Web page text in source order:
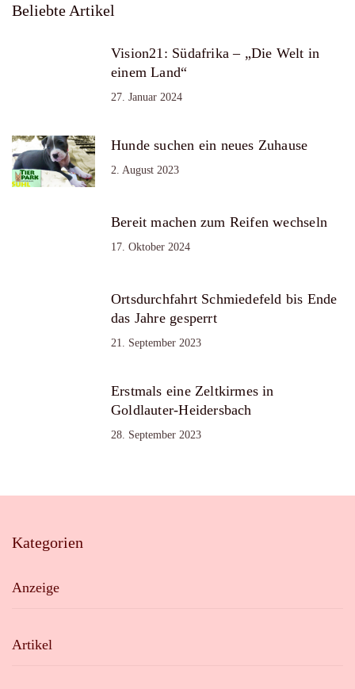
Beliebte Artikel
Vision21: Südafrika – „Die Welt in
einem Land“
27. Januar 2024
Hunde suchen ein neues Zuhause
2. August 2023
Bereit machen zum Reifen wechseln
17. Oktober 2024
Ortsdurchfahrt Schmiedefeld bis Ende
das Jahre gesperrt
21. September 2023
Erstmals eine Zeltkirmes in
Goldlauter-Heidersbach
28. September 2023
Kategorien
Anzeige
Artikel